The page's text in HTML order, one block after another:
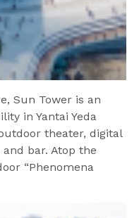
Sun Tower is an
in Yantai Yeda
theater, digital
bar. Atop the
“Phenomena